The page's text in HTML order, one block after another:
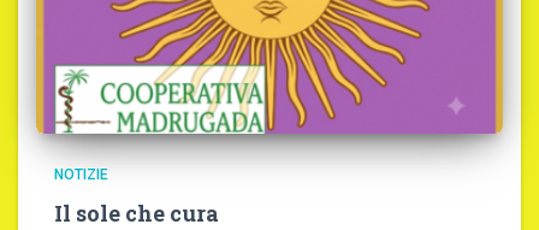
NOTIZIE
Il sole che cura